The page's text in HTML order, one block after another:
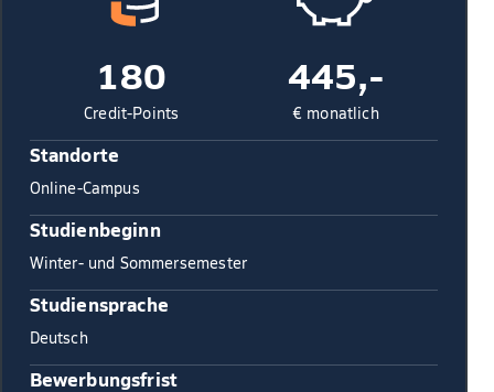
180
Credit-Points
445,-
€ monatlich
Standorte
Online-Campus
Studienbeginn
Winter- und Sommersemester
Studiensprache
Deutsch
Bewerbungsfrist